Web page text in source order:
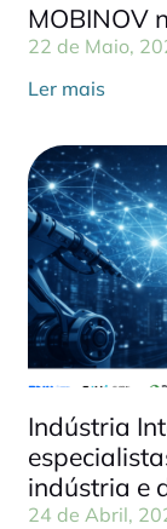
MOBINOV
22 de Maio,
Ler mais
Indústria
indústria e
24 de Abril,